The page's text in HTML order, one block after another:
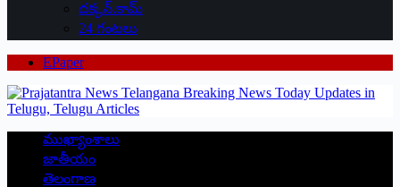
దక్కన్.కామ్
24 గంటలు
EPaper
ముఖ్యాంశాలు
జాతీయం
తెలంగాణ